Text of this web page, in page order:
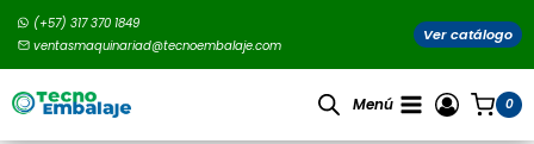
Saltar
(+57) 317 370 1849
ventasmaquinariad@tecnoembalaje.com
Ver catálogo
Menú 0